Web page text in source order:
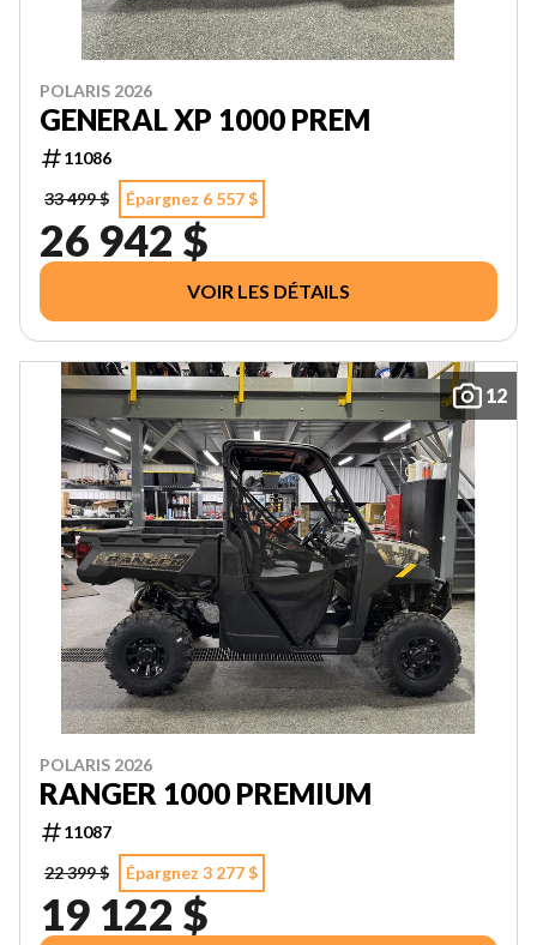
POLARIS 2026
GENERAL XP 1000 PREM
11086
33 499 $
Épargnez 6 557 $
26 942 $
VOIR LES DÉTAILS
12
POLARIS 2026
RANGER 1000 PREMIUM
11087
22 399 $
Épargnez 3 277 $
19 122 $